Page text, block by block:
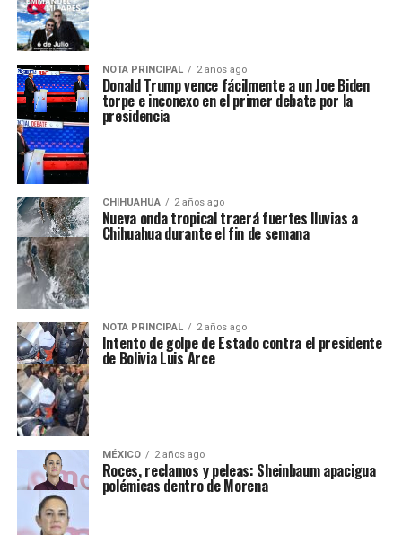
NOTA PRINCIPAL 2 años ago
Donald Trump vence fácilmente a un Joe Biden
torpe e inconexo en el primer debate por la
presidencia
CHIHUAHUA 2 años ago
Nueva onda tropical traerá fuertes lluvias a
Chihuahua durante el fin de semana
NOTA PRINCIPAL 2 años ago
Intento de golpe de Estado contra el presidente
de Bolivia Luis Arce
MÉXICO 2 años ago
Roces, reclamos y peleas: Sheinbaum apacigua
polémicas dentro de Morena